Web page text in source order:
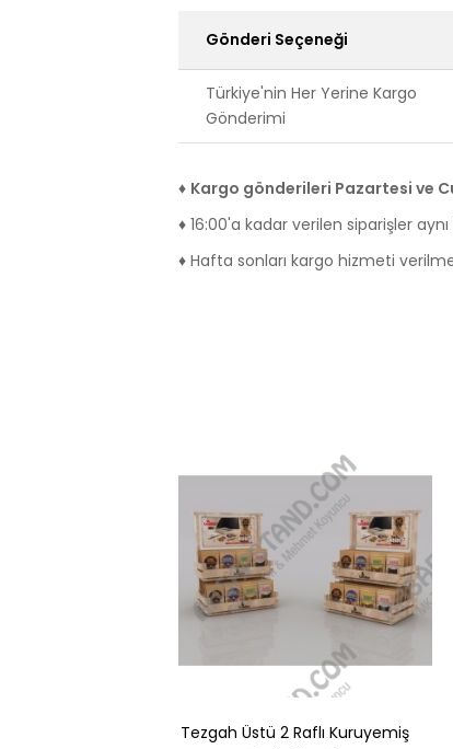
Gönderi Seçeneği
Türkiye'nin Her Yerine Kargo
Gönderimi
♦ Kargo gönderileri Pazartesi ve
♦ 16:00'a kadar verilen siparişler
♦ Hafta sonları kargo hizmeti
Tezgah Üstü 2 Raflı Kuruyemiş